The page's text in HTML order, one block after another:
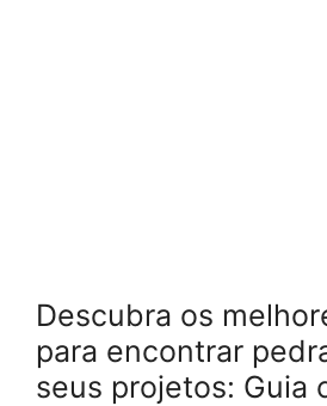
Descubra os
para encontrar
seus projetos: Guia